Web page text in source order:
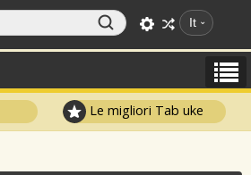
It
Le migliori Tab uke